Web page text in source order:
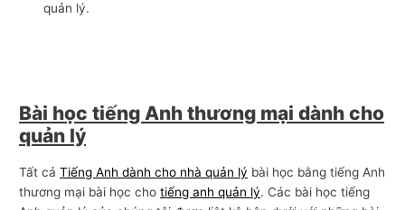
quản lý.
Bài học tiếng Anh thương mại dành cho
quản lý
Tất cảTiếng Anh dành cho nhà quản lý bài học bằng tiếng Anh
thương mại bài học chotiếng anh quản lý. Các bài học tiếng